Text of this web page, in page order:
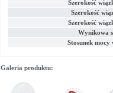
Szerokość
Szerokość
Szerokość
Wynikowa
Stosunek mocy
Galeria produktu: